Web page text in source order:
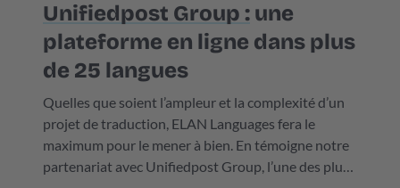
Unifiedpost Group : une
plateforme en ligne dans plus
de 25 langues
Quelles que soient l’ampleur et la complexité d’un
projet de traduction, ELAN Languages fera le
maximum pour le mener à bien. En témoigne notre
partenariat avec Unifiedpost Group, l’une des plus